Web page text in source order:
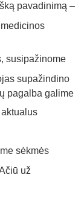
pavadinimą –
susipažinome
supažindino
pagalba galime
aktualus
sėkmės
už